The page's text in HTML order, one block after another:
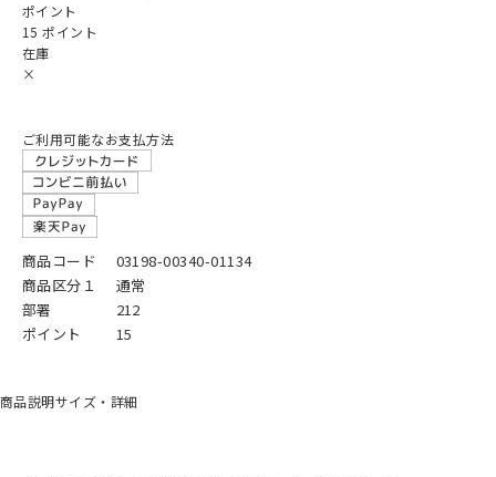
ポイント
15 ポイント
在庫
×
ご利用可能なお支払方法
商品コード
03198-00340-01134
商品区分１
通常
部署
212
ポイント
15
商品説明サイズ・詳細